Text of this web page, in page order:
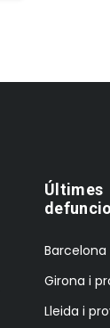
Últimes
Girona i
Lleida i